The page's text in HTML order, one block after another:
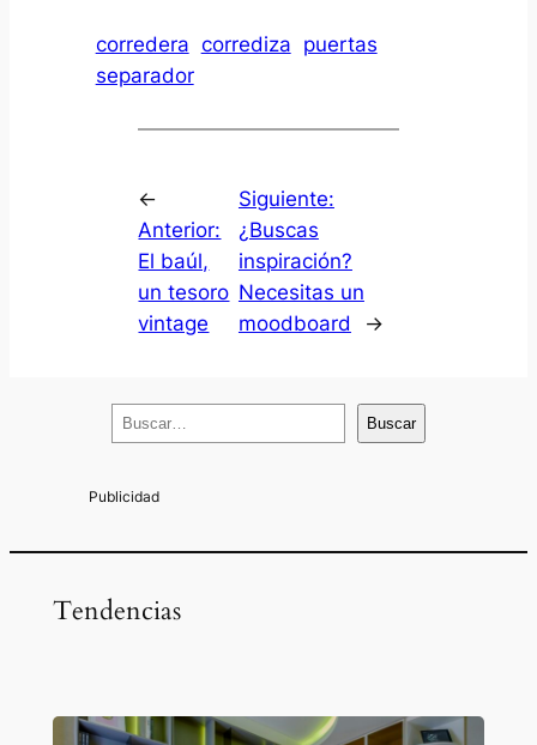
corredera corrediza puertas
separador
←
Anterior:
El baúl,
un tesoro
vintage
Siguiente:
¿Buscas
inspiración?
Necesitas un
moodboard
→
u
Buscar
Tendencias